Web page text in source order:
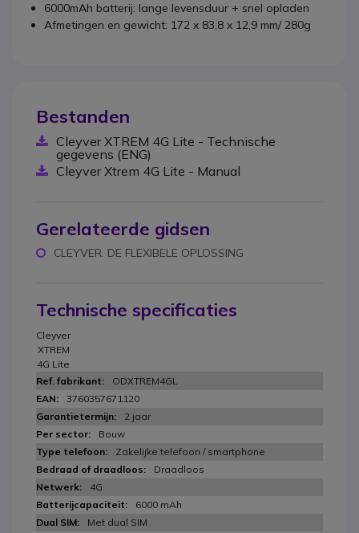
6000mAh batterij: lange levensduur + snel opladen
Afmetingen en gewicht: 172 x 83,8 x 12,9 mm/ 280g
Bestanden
Cleyver XTREM 4G Lite - Technische
gegevens (ENG)
Cleyver Xtrem 4G Lite - Manual
Gerelateerde gidsen
CLEYVER. DE FLEXIBELE OPLOSSING
Technische specificaties
Cleyver
XTREM
4G Lite
ODXTREM4GL
3760357671120
2 jaar
Bouw
Zakelijke telefoon / smartphone
Draadloos
4G
6000 mAh
Met dual SIM